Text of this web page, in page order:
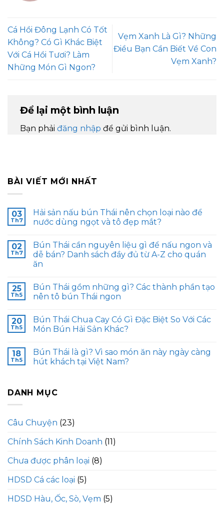
Cá Hồi Đông Lạnh Có Tốt
Không? Có Gì Khác Biệt
Với Cá Hồi Tươi? Làm
Những Món Gì Ngon?
Vẹm Xanh Là Gì? Những
Điều Bạn Cần Biết Về Con
Vẹm Xanh?
Để lại một bình luận
Bạn phải đăng nhập để gửi bình luận.
BÀI VIẾT MỚI NHẤT
03
Th7
Hải sản nấu bún Thái nên chọn loại nào để
nước dùng ngọt và tô đẹp mắt?
02
Th7
Bún Thái cần nguyên liệu gì để nấu ngon và
dễ bán? Danh sách đầy đủ từ A-Z cho quán
ăn
25
Th5
Bún Thái gồm những gì? Các thành phần tạo
nên tô bún Thái ngon
20
Th5
Bún Thái Chua Cay Có Gì Đặc Biệt So Với Các
Món Bún Hải Sản Khác?
18
Th5
Bún Thái là gì? Vì sao món ăn này ngày càng
hút khách tại Việt Nam?
DANH MỤC
Câu Chuyện (23)
Chính Sách Kinh Doanh (11)
Chưa được phân loại (8)
HDSD Cá các loại (5)
HDSD Hàu, Ốc, Sò, Vẹm (5)